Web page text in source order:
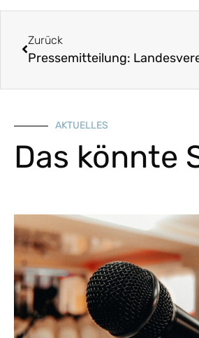
Zurück
AKTUELLES
Das könnte